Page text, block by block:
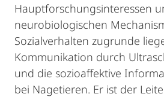
Hauptforschungsinteressen
neurobiologischen
Sozialverhalten zugrunde
Kommunikation durch
und die sozioaffektive
bei Nagetieren. Er ist der